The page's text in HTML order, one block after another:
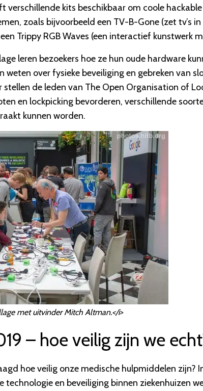
verschillende kits beschikbaar om coole
zoals bijvoorbeeld een TV-B-Gone (zet tv’s
Trippy RGB Waves (een interactief kunstwerk
leren bezoekers hoe ze hun oude hardware
weten over fysieke beveiliging en gebreken van
stellen de leden van The Open Organisation of
en lockpicking bevorderen, verschillende
kunnen worden.
met uitvinder Mitch Altman.</i>
– hoe veilig zijn we
hoe veilig onze medische hulpmiddelen zijn?
technologie en beveiliging binnen ziekenhuizen